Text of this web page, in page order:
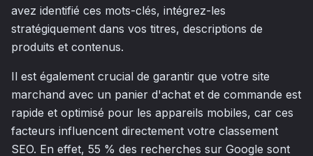
avez identifié ces mots-clés, intégrez-les
stratégiquement dans vos titres, descriptions de
produits et contenus.
Il est également crucial de garantir que votre site
marchand avec un panier d'achat et de commande est
rapide et optimisé pour les appareils mobiles, car ces
facteurs influencent directement votre classement
SEO. En effet, 55 % des recherches sur Google sont